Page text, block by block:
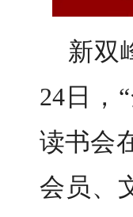
新双
24日，
读书会
会员、